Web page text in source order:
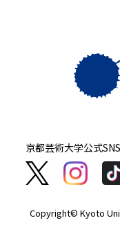
京都芸術大学公式SNS
Copyright© Kyoto